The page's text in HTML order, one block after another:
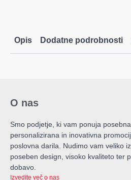
Opis Dodatne podrobnosti
O nas
Smo podjetje, ki vam ponuja posebna,
personalizirana in inovativna
poslovna darila. Nudimo vam veliko
poseben design, visoko kvaliteto ter
dobavo.
Izvedite več o nas